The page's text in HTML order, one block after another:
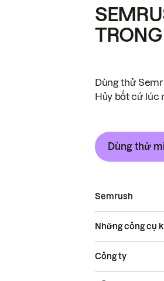
Dùng thử
Hủy bất cứ lúc
Dùng thử
Semrush
Những công cụ
Công ty